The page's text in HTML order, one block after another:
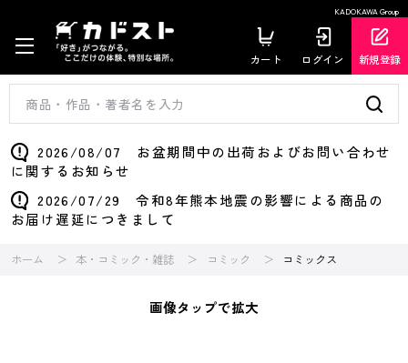
KADOKAWA Group
カート ログイン 新規登録
2026/08/07 お盆期間中の出荷およびお問い合わせ
に関するお知らせ
2026/07/29 令和8年熊本地震の影響による商品の
お届け遅延につきまして
ホーム 本・コミック・雑誌 コミック コミックス
画像タップで拡大